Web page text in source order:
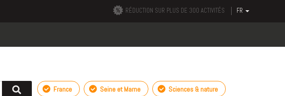
RÉDUCTION SUR PLUS DE 300 ACTIVITÉS FR
France Seine et Marne Sciences & nature